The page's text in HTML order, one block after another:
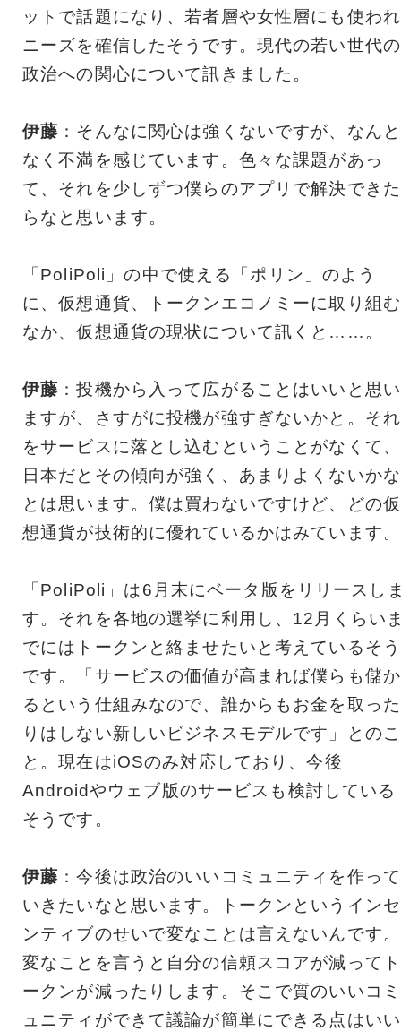
ットで話題になり、若者層や女性層にも使われ
ニーズを確信したそうです。現代の若い世代の
政治への関心について訊きました。
伊藤 ：そんなに関心は強くないですが、なんと
なく不満を感じています。色々な課題があっ
て、それを少しずつ僕らのアプリで解決できた
らなと思います。
「PoliPoli」の中で使える「ポリン」のよう
に、仮想通貨、トークンエコノミーに取り組む
なか、仮想通貨の現状について訊くと……。
伊藤 ：投機から入って広がることはいいと思い
ますが、さすがに投機が強すぎないかと。それ
をサービスに落とし込むということがなくて、
日本だとその傾向が強く、あまりよくないかな
とは思います。僕は買わないですけど、どの仮
想通貨が技術的に優れているかはみています。
「PoliPoli」は6月末にベータ版をリリースし
す。それを各地の選挙に利用し、12月くらい
でにはトークンと絡ませたいと考えているそう
です。「サービスの価値が高まれば僕らも儲か
るという仕組みなので、誰からもお金を取った
りはしない新しいビジネスモデルです」とのこ
と。現在はiOSのみ対応しており、今後
Androidやウェブ版のサービスも検討している
そうです。
伊藤 ：今後は政治のいいコミュニティを作って
いきたいなと思います。トークンというインセ
ンティブのせいで変なことは言えないんです。
変なことを言うと自分の信頼スコアが減ってト
ークンが減ったりします。そこで質のいいコミ
ュニティができて議論が簡単にできる点はいい